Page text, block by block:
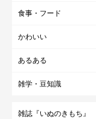
食事・フード
かわいい
あるある
雑学・豆知識
雑誌『いぬのきもち』